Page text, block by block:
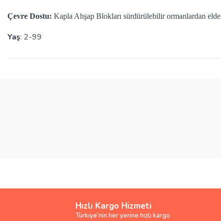
Çevre Dostu: Kapla Ahşap Blokları sürdürülebilir ormanlardan
Yaş: 2-99
Hızlı Kargo Hizmeti
Türkiye'nin her yerine hızlı kargo